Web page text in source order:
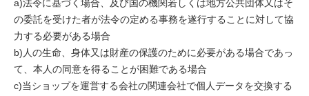
a)法令に基づく場合、及び国の機関若しくは地方公共団体又はそ
の委託を受けた者が法令の定める事務を遂行することに対して協
力する必要がある場合
b)人の生命、身体又は財産の保護のために必要がある場合であっ
て、本人の同意を得ることが困難である場合
c)当ショップを運営する会社の関連会社で個人データを交換する